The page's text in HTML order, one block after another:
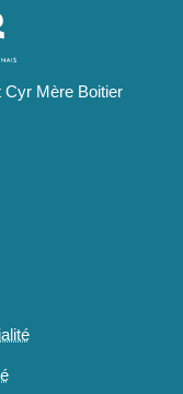
Cyr Mère Boitier